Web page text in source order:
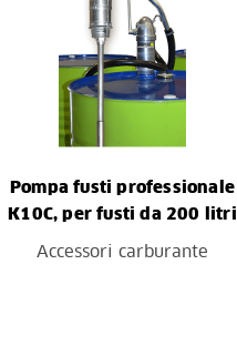
Pompa fusti professionale
K10C, per fusti da 200 litri
Accessori carburante